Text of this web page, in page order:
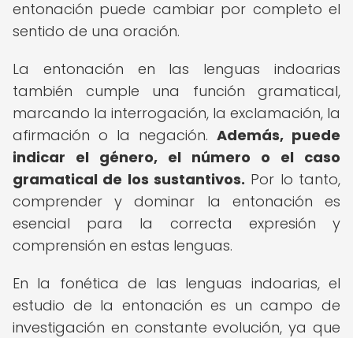
entonación puede cambiar por completo el
sentido de una oración.
La entonación en las lenguas indoarias
también cumple una función gramatical,
marcando la interrogación, la exclamación, la
afirmación o la negación. Además, puede
indicar el género, el número o el caso
gramatical de los sustantivos. Por lo tanto,
comprender y dominar la entonación es
esencial para la correcta expresión y
comprensión en estas lenguas.
En la fonética de las lenguas indoarias, el
estudio de la entonación es un campo de
investigación en constante evolución, ya que